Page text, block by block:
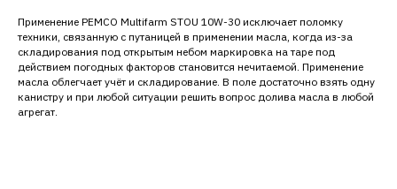
Применение PEMCO Multifarm STOU 10W-30 исключает поломку
техники, связанную с путаницей в применении масла, когда из-за
складирования под открытым небом маркировка на таре под
действием погодных факторов становится нечитаемой. Применение
масла облегчает учёт и складирование. В поле достаточно взять одну
канистру и при любой ситуации решить вопрос долива масла в любой
агрегат.